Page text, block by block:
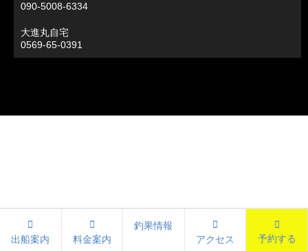
090-5008-6334
大進丸自宅
0569-65-0391
出船案内 料金案内
釣果情報
アクセス
予約する